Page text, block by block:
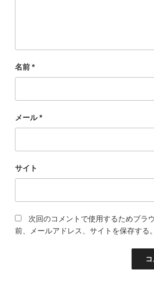
名前 *
メール*
サイト
次回のコメントで使用するためブラ
前、メールアドレス、サイトを保存する。